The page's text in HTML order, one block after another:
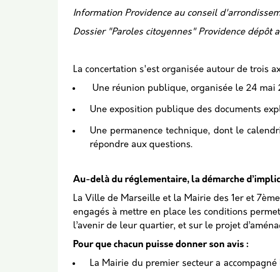
Information Providence au conseil
Dossier "Paroles citoyennes" Providence
La concertation s'est organisée autour de trois
Une réunion publique, organisée le 24 mai
Une exposition publique des documents
Une permanence technique, dont le
répondre aux questions.
Au-delà du réglementaire, la démarche
La Ville de Marseille et la Mairie des 1er et
engagés à mettre en place les conditions
l’avenir de leur quartier, et sur le projet
Pour que chacun puisse donner son avis :
La Mairie du premier secteur a